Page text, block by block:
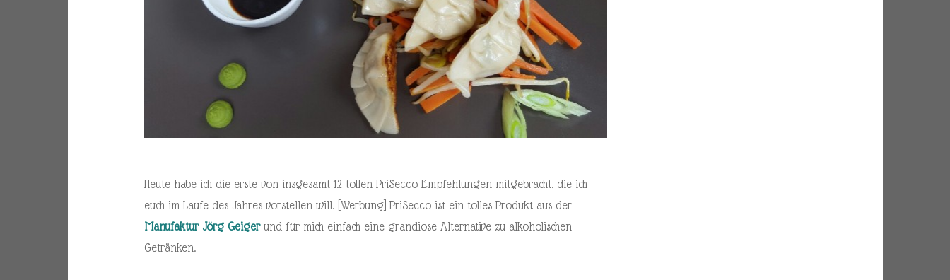
Heute habe ich die erste von insgesamt 12 tollen PriSecco-Empfehlungen mitgebracht, die ich
euch im Laufe des Jahres vorstellen will. [Werbung] PriSecco ist ein tolles Produkt aus der
Manufaktur Jörg Geigerund für mich einfach eine grandiose Alternative zu alkoholischen
Getränken.